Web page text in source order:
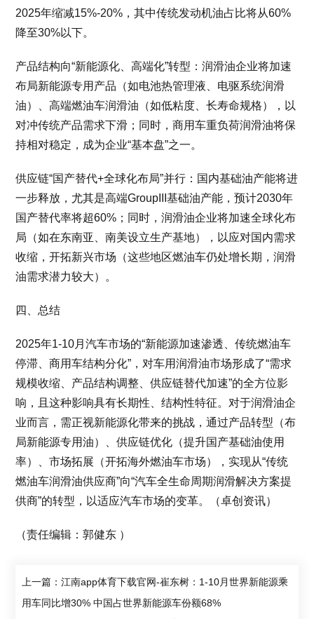
2025年缩减15%-20%，其中传统发动机油占比将从60%
降至30%以下。
产品结构向“新能源化、高端化”转型：润滑油企业将加速
布局新能源专用产品（如电池热管理液、电驱系统润滑
油）、高端燃油车润滑油（如低粘度、长寿命规格），以
对冲传统产品需求下滑；同时，商用车重负荷润滑油将保
持相对稳定，成为企业“基本盘”之一。
供应链“国产替代+全球化布局”并行：国内基础油产能将进
一步释放，尤其是高端GroupIII基础油产能，预计2030年
国产替代率将超60%；同时，润滑油企业将加速全球化布
局（如在东南亚、南美设立生产基地），以应对国内需求
收缩，开拓新兴市场（这些地区燃油车仍处增长期，润滑
油需求潜力较大）。
四、总结
2025年1-10月汽车市场的“新能源加速渗透、传统燃油车
停滞、商用车结构分化”，对车用润滑油市场形成了“需求
规模收缩、产品结构调整、供应链替代加速”的全方位影
响，且这种影响具有长期性、结构性特征。对于润滑油企
业而言，需正视新能源化带来的挑战，通过产品转型（布
局新能源专用油）、供应链优化（提升国产基础油使用
率）、市场拓展（开拓海外燃油车市场），实现从“传统
燃油车润滑油供应商”向“汽车全生命周期润滑解决方案提
供商”的转型，以适应汽车市场的变革。（卓创资讯）
（责任编辑：郭健东 ）
上一篇：江南app体育下载官网-崔东树：1-10月世界新能源乘
用车同比增30% 中国占世界新能源车份额68%